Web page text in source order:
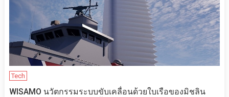
Tech
WISAMO นวัตกรรมระบบขับเคลื่อนด้วยใบเรือของมิชลิน